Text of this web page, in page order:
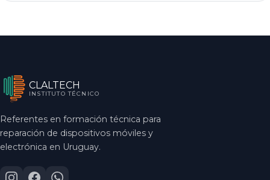
CLALTECH
INSTITUTO TÉCNICO
Referentes en formación técnica para
reparación de dispositivos móviles y
electrónica en Uruguay.